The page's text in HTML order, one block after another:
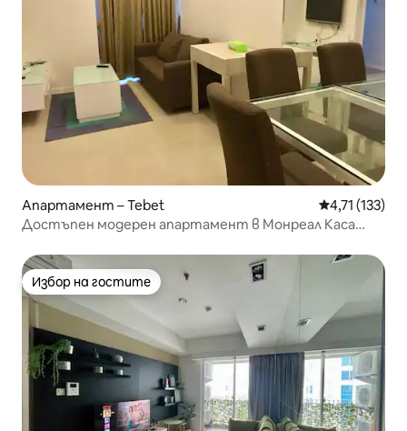
Апартамент – Tebet Средна
4,71 (133)
Достъпен модерен апартамент в Монреал Каса
Избор на гостите
Избор на гостите